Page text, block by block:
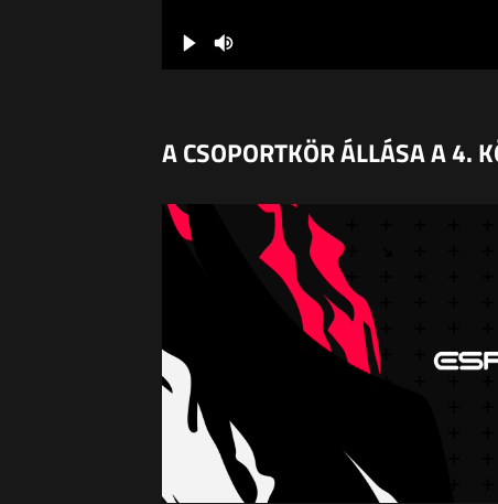
A CSOPORTKÖR ÁLLÁSA A 4.